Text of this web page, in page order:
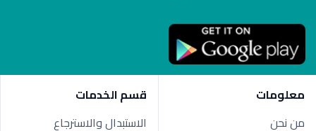
معلومات
من نحن
قسم الخدمات
الاستبدال والاسترجاع